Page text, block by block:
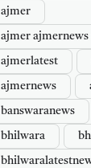
ajmer
ajmer
ajmerlatest
ajmernews
banswaranews
bhilwara